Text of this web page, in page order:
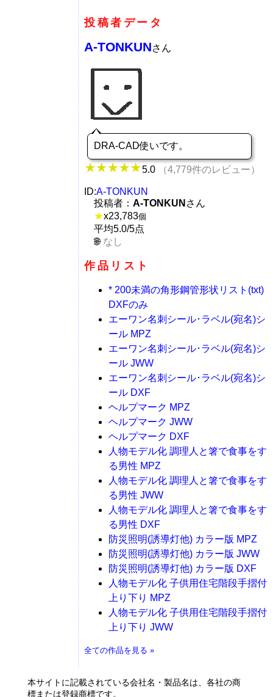
投稿者データ
A-TONKUNさん
DRA-CAD使いです。
5.0 （4,779件のレビュー）
ID:A-TONKUN
投稿者： A-TONKUN さん
★x23,783個
平均5.0/5点
なし
作品リスト
* 200未満の角形鋼管形状リスト(txt)
DXFのみ
エーワン名刺シール･ラベル(宛名)シ
ール MPZ
エーワン名刺シール･ラベル(宛名)シ
ール JWW
エーワン名刺シール･ラベル(宛名)シ
ール DXF
ヘルプマーク MPZ
ヘルプマーク JWW
ヘルプマーク DXF
人物モデル化 調理人と箸で食事をす
る男性 MPZ
人物モデル化 調理人と箸で食事をす
る男性 JWW
人物モデル化 調理人と箸で食事をす
る男性 DXF
防災照明(誘導灯他) カラー版 MPZ
防災照明(誘導灯他) カラー版 JWW
防災照明(誘導灯他) カラー版 DXF
人物モデル化 子供用住宅階段手摺付
上り下り MPZ
人物モデル化 子供用住宅階段手摺付
上り下り JWW
全ての作品を見る »
本サイトに記載されている会社名・製品名は、各社の商
標または登録商標です。